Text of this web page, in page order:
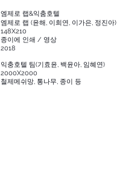
엠제로 랩&익춤호텔
엠제로 랩 (윤해, 이희연, 이가은, 정진아)
148X210
종이에 인쇄 / 영상
2018
익충호텔 팀(기효윤, 백윤아, 임혜연)
2000X2000
​철제메쉬망, 통나무, 종이 등